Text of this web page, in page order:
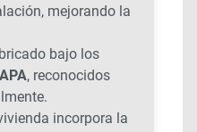
mejorando la
bajo los
, reconocidos
incorpora la